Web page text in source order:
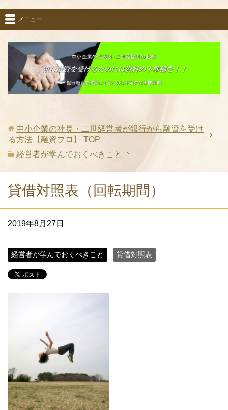
メニュー
中小企業の社長・二世経営者が銀行から融資を受け
る方法【融資プロ】
TOP
経営者が学んでおくべきこと
貸借対照表（回転期間）
2019年8月27日
経営者が学んでおくべきこと 貸借対照表